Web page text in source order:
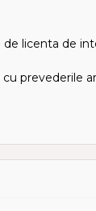
licenta de
prevederile